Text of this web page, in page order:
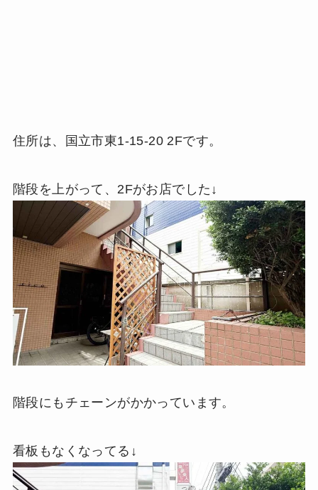
住所は、国立市東1-15-20 2Fです。
階段を上がって、2Fがお店でした↓
階段にもチェーンがかかっています。
看板もなくなってる↓